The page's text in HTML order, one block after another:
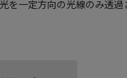
を一定方向の光線のみ透